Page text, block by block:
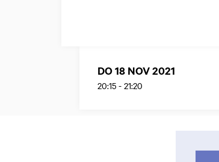
DO 18 NOV 2021
20:15 - 21:20